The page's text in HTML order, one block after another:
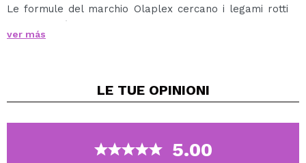
Le formule del marchio Olaplex cercano i legami rotti
nei capelli (che sono causati da danni chimici, termici e
meccanici) e li riparano, ripristinando i capelli.
profonda idratazione e forza.
con la tecnologia proprietaria di ricostruzione del ponte
Permette di riparare i legami disolfuro mentre deterge
ver más
LE TUE OPINIONI
5.00